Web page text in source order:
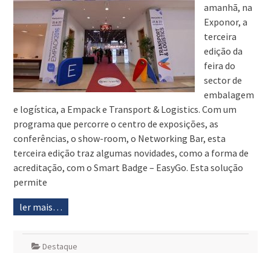
amanhã, na
Exponor, a
terceira
edição da
feira do
sector de
embalagem
e logística, a Empack e Transport & Logistics. Com um
programa que percorre o centro de exposições, as
conferências, o show-room, o Networking Bar, esta
terceira edição traz algumas novidades, como a forma de
acreditação, com o Smart Badge – EasyGo. Esta solução
permite
ler mais…
Destaque